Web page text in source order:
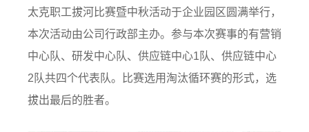
太克职工拔河比赛暨中秋活动于企业园区圆满举行，
本次活动由公司行政部主办。参与本次赛事的有营销
中心队、研发中心队、供应链中心1队、供应链中心
2队共四个代表队。比赛选用淘汰循环赛的形式，选
拔出最后的胜者。